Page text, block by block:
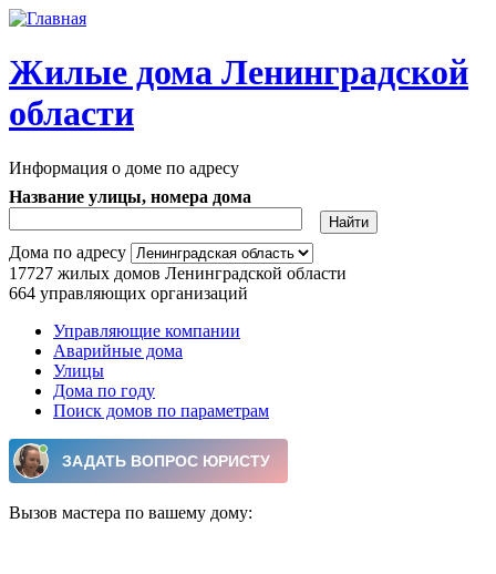
Перейти к основному содержанию
Жилые дома Ленинградской
области
Информация о доме по адресу
Название улицы, номера дома
Дома по адресу
17727 жилых домов Ленинградской области
664 управляющих организаций
Главное меню
Управляющие компании
Аварийные дома
Улицы
Дома по году
Поиск домов по параметрам
Вызов мастера по вашему дому: